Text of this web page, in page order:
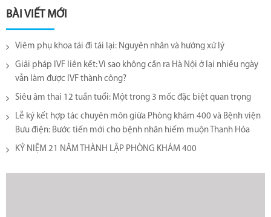
BÀI VIẾT MỚI
Viêm phụ khoa tái đi tái lại​: Nguyên nhân và hướng xử lý
Giải pháp IVF liên kết: Vì sao không cần ra Hà Nội ở lại nhiều ngày
vẫn làm được IVF thành công?
Siêu âm thai 12 tuần tuổi: Một trong 3 mốc đặc biệt quan trọng
Lễ ký kết hợp tác chuyên môn giữa Phòng khám 400 và Bệnh viện
Bưu điện: Bước tiến mới cho bệnh nhân hiếm muộn Thanh Hóa
KỶ NIỆM 21 NĂM THÀNH LẬP PHÒNG KHÁM 400